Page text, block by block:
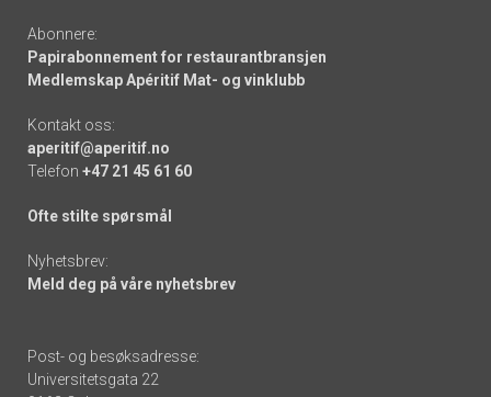
Abonnere:
Papirabonnement for restaurantbransjen
Medlemskap Apéritif Mat- og vinklubb
Kontakt oss:
aperitif@aperitif.no
Telefon +47 21 45 61 60
Ofte stilte spørsmål
Nyhetsbrev:
Meld deg på våre nyhetsbrev
Post- og besøksadresse:
Universitetsgata 22